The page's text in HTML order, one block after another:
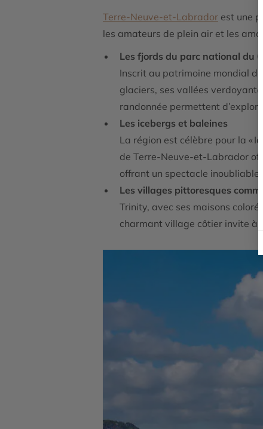
Terre-Neuve-et-Labrador est une
les amateurs de plein air et les
Les fjords du parc national du
Inscrit au patrimoine mondial
glaciers, ses vallées
randonnée permettent
Les icebergs et baleines
La région est célèbre pour la «
de Terre-Neuve-et-Labrador
offrant un spectacle inoubliable.
Les villages pittoresques
Trinity, avec ses maisons
charmant village côtier invite à